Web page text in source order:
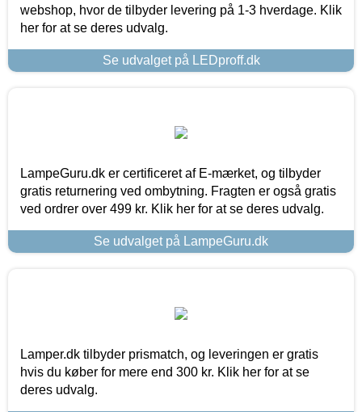
webshop, hvor de tilbyder levering på 1-3 hverdage. Klik
her for at se deres udvalg.
Se udvalget på LEDproff.dk
LampeGuru.dk er certificeret af E-mærket, og tilbyder
gratis returnering ved ombytning. Fragten er også gratis
ved ordrer over 499 kr. Klik her for at se deres udvalg.
Se udvalget på LampeGuru.dk
Lamper.dk tilbyder prismatch, og leveringen er gratis
hvis du køber for mere end 300 kr. Klik her for at se
deres udvalg.